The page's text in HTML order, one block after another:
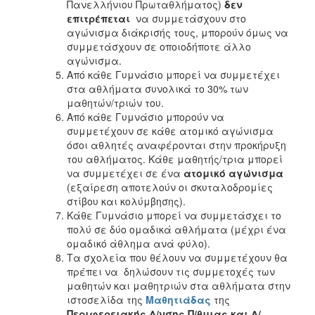
Πανελλήνιου Πρωταθλήματος) δεν
επιτρέπεται να συμμετάσχουν στο
αγώνισμα διάκρισής τους, μπορούν όμως να
συμμετάσχουν σε οποιοδήποτε άλλο
αγώνισμα.
Από κάθε Γυμνάσιο μπορεί να συμμετέχει
στα αθλήματα συνολικά το 30% των
μαθητών/τριών του.
Από κάθε Γυμνάσιο μπορούν να
συμμετέχουν σε κάθε ατομικό αγώνισμα
όσοι αθλητές αναφέρονται στην προκήρυξη
του αθλήματος. Κάθε μαθητής/τρια μπορεί
να συμμετέχει σε ένα ατομικό αγώνισμα
(εξαίρεση αποτελούν οι σκυταλοδρομίες
στίβου και κολύμβησης).
Κάθε Γυμνάσιο μπορεί να συμμετάσχει το
πολύ σε δύο ομαδικά αθλήματα (μέχρι ένα
ομαδικό άθλημα ανά φύλο).
Τα σχολεία που θέλουν να συμμετέχουν θα
πρέπει να δηλώσουν τις συμμετοχές των
μαθητών και μαθητριών στα αθλήματα στην
ιστοσελίδα της Μαθητιάδας της